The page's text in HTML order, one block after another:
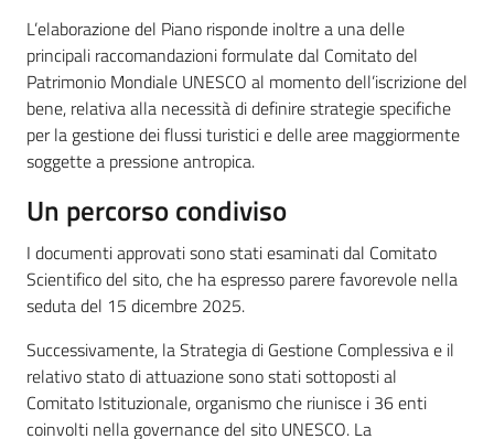
L’elaborazione del Piano risponde inoltre a una delle
principali raccomandazioni formulate dal Comitato del
Patrimonio Mondiale UNESCO al momento dell’iscrizione del
bene, relativa alla necessità di definire strategie specifiche
per la gestione dei flussi turistici e delle aree maggiormente
soggette a pressione antropica.
Un percorso condiviso
I documenti approvati sono stati esaminati dal Comitato
Scientifico del sito, che ha espresso parere favorevole nella
seduta del 15 dicembre 2025.
Successivamente, la Strategia di Gestione Complessiva e il
relativo stato di attuazione sono stati sottoposti al
Comitato Istituzionale, organismo che riunisce i 36 enti
coinvolti nella governance del sito UNESCO. La